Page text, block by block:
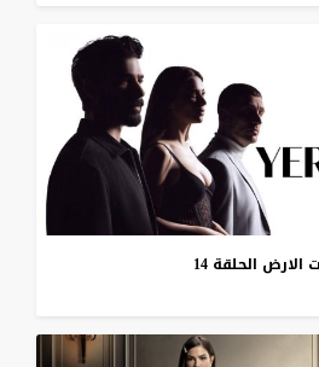
الارض الحلقة 14